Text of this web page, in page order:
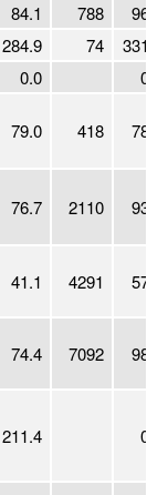
84.1 788
96.3
284.9 74
331.1
0.0
0.0
79.0 418 78.2
76.7 2110 93.5
41.1 4291 57.3
74.4 7092 98.8
211.4 0.0